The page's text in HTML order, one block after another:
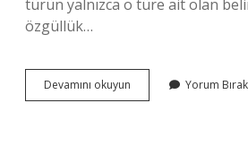
türün yalnızca o türe ait olan
özgüllük…
Devamını okuyun
Kelimesinin
Yorum Bırak